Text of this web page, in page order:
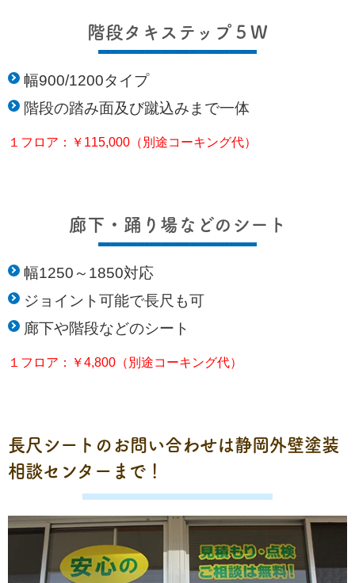
階段タキステップ５W
幅900/1200タイプ
階段の踏み面及び蹴込みまで一体
１フロア：￥115,000（別途コーキング代）
廊下・踊り場などのシート
幅1250～1850対応
ジョイント可能で長尺も可
廊下や階段などのシート
１フロア：￥4,800（別途コーキング代）
長尺シートのお問い合わせは静岡外壁塗装
相談センターまで！